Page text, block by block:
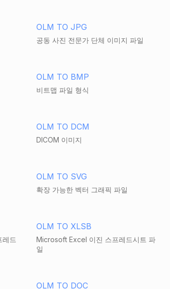
OLM TO JPG
공동 사진 전문가 단체 이미지 파일
OLM TO BMP
비트맵 파일 형식
OLM TO DCM
DICOM 이미지
OLM TO SVG
확장 가능한 벡터 그래픽 파일
드
OLM TO XLSB
Microsoft Excel 이진 스프레드시트 파
일
OLM TO DOC